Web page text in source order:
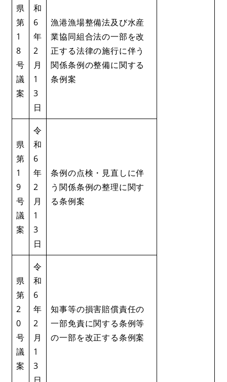
県
第
1
8
号
議
案
和
6
年
2
月
1
3
日
漁港漁場整備法及び水産
業協同組合法の一部を改
正する法律の施行に伴う
関係条例の整備に関する
条例案
県
第
1
9
号
議
案
令
和
6
年
2
月
1
3
日
条例の点検・見直しに伴
う関係条例の整理に関す
る条例案
県
第
2
0
号
議
案
令
和
6
年
2
月
1
3
知事等の損害賠償責任の
一部免責に関する条例等
の一部を改正する条例案